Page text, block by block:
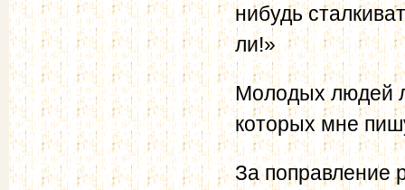
нибудь
ли!»
Молодых людей
которых мне
За поправление